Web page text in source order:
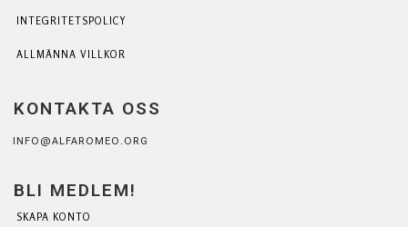
INTEGRITETSPOLICY
ALLMÄNNA VILLKOR
KONTAKTA OSS
INFO@ALFAROMEO.ORG
BLI MEDLEM!
SKAPA KONTO